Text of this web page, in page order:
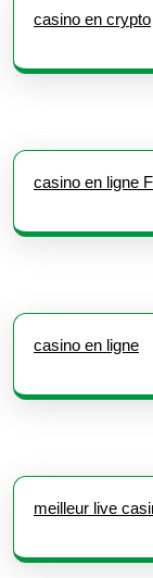
casino en crypto
casino en ligne
casino en ligne
meilleur live